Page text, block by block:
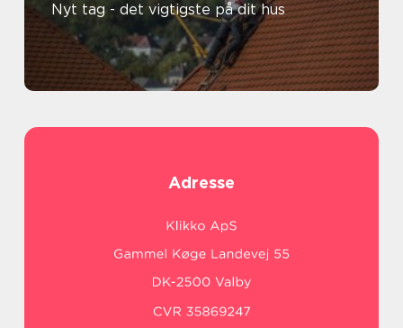
Nyt tag - det vigtigste på dit hus
Adresse